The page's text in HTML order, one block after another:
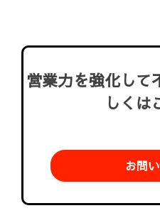
営業力を強化して
しくは
お問